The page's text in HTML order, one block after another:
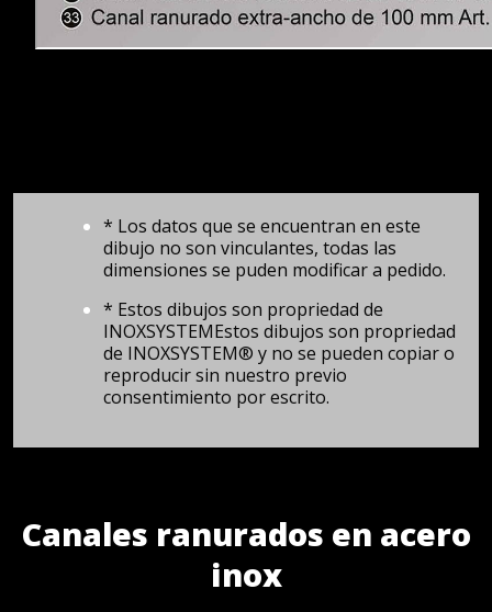
* Los datos que se encuentran en este
dibujo no son vinculantes, todas las
dimensiones se puden modificar a pedido.
* Estos dibujos son propriedad de
INOXSYSTEMEstos dibujos son propriedad
de INOXSYSTEM® y no se pueden copiar o
reproducir sin nuestro previo
consentimiento por escrito.
Canales ranurados en acero
inox